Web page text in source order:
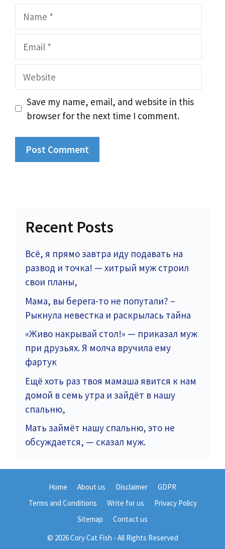
Website
Save my name, email, and website in this
browser for the next time I comment.
Recent Posts
Всё, я прямо завтра иду подавать на
развод и точка! — хитрый муж строил
свои планы,
Мама, вы берега-то не попутали? –
Рыкнула невестка и раскрылась тайна
«Живо накрывай стол!» — приказал муж
при друзьях. Я молча вручила ему
фартук
Ещё хоть раз твоя мамаша явится к нам
домой в семь утра и зайдёт в нашу
спальню,
Мать займёт нашу спальню, это не
обсуждается, — сказал муж.
Home About us Disclaimer
GDPR
Terms and Conditions
Write for us
Privacy Policy
Sitemap
Contact us
© 2026 Cory Cat Fish - All Rights Reserved